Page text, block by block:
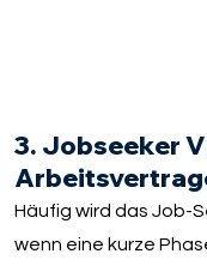
3. Jobseeker
Häufig wird das Job-
wenn eine kurze